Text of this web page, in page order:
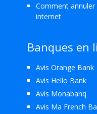
Comment
internet
Banques en
Avis Orange Bank
Avis Hello Bank
Avis Monabanq
Avis Ma French